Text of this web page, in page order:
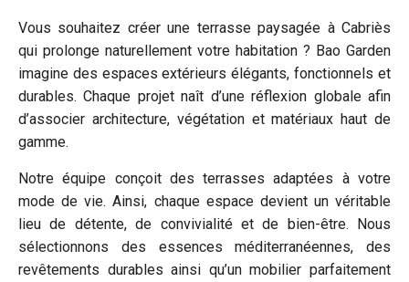
Vous souhaitez créer une terrasse paysagée à Cabriès
qui prolonge naturellement votre habitation ? Bao Garden
imagine des espaces extérieurs élégants, fonctionnels et
durables. Chaque projet naît d’une réflexion globale afin
d’associer architecture, végétation et matériaux haut de
gamme.
Notre équipe conçoit des terrasses adaptées à votre
mode de vie. Ainsi, chaque espace devient un véritable
lieu de détente, de convivialité et de bien-être. Nous
sélectionnons des essences méditerranéennes, des
revêtements durables ainsi qu’un mobilier parfaitement